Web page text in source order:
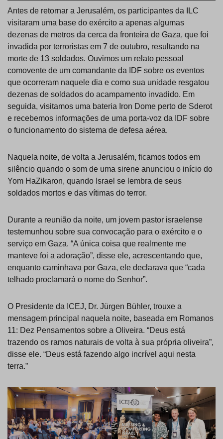
Antes de retornar a Jerusalém, os participantes da ILC
visitaram uma base do exército a apenas algumas
dezenas de metros da cerca da fronteira de Gaza, que foi
invadida por terroristas em 7 de outubro, resultando na
morte de 13 soldados. Ouvimos um relato pessoal
comovente de um comandante da IDF sobre os eventos
que ocorreram naquele dia e como sua unidade resgatou
dezenas de soldados do acampamento invadido. Em
seguida, visitamos uma bateria Iron Dome perto de Sderot
e recebemos informações de uma porta-voz da IDF sobre
o funcionamento do sistema de defesa aérea.
Naquela noite, de volta a Jerusalém, ficamos todos em
silêncio quando o som de uma sirene anunciou o início do
Yom HaZikaron, quando Israel se lembra de seus
soldados mortos e das vítimas do terror.
Durante a reunião da noite, um jovem pastor israelense
testemunhou sobre sua convocação para o exército e o
serviço em Gaza. “A única coisa que realmente me
manteve foi a adoração”, disse ele, acrescentando que,
enquanto caminhava por Gaza, ele declarava que “cada
telhado proclamará o nome do Senhor”.
O Presidente da ICEJ, Dr. Jürgen Bühler, trouxe a
mensagem principal naquela noite, baseada em Romanos
11: Dez Pensamentos sobre a Oliveira. “Deus está
trazendo os ramos naturais de volta à sua própria oliveira”,
disse ele. “Deus está fazendo algo incrível aqui nesta
terra.”